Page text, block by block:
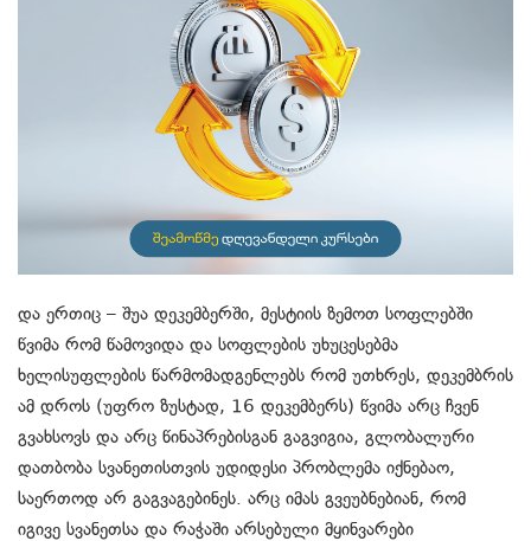
და ერთიც – შუა დეკემბერში, მესტიის ზემოთ სოფლებში
წვიმა რომ წამოვიდა და სოფლების უხუცესებმა
ხელისუფლების წარმომადგენლებს რომ უთხრეს, დეკემბრის
ამ დროს (უფრო ზუსტად, 16 დეკემბერს) წვიმა არც ჩვენ
გვახსოვს და არც წინაპრებისგან გაგვიგია, გლობალური
დათბობა სვანეთისთვის უდიდესი პრობლემა იქნებაო,
საერთოდ არ გაგვაგებინეს. არც იმას გვეუბნებიან, რომ
იგივე სვანეთსა და რაჭაში არსებული მყინვარები